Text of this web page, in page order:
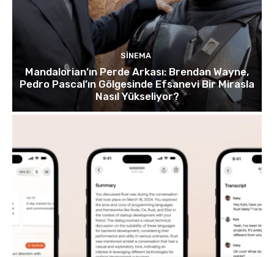
SINEMA
Mandalorian’ın Perde Arkası: Brendan Wayne,
Pedro Pascal’ın Gölgesinde Efsanevi Bir Mirasla
Nasıl Yükseliyor?